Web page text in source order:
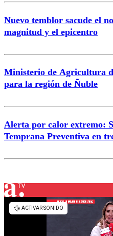
Nuevo temblor sacude el
magnitud y el epicentro
Ministerio de Agricultura
para la región de Ñuble
Alerta por calor extremo:
Temprana Preventiva en